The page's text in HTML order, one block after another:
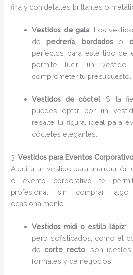
fina y con detalles brillantes o
Vestidos de gala: Los
de pedrería, bordados o
perfectos para este tipo de
permite lucir un
comprometer tu presupuesto.
Vestidos de cóctel: Si la
puedes optar por un
resalte tu figura, ideal para
cócteles elegantes.
3.Vestidos para Eventos
Alquilar un vestido para una reunión
o evento corporativo te
profesional sin comprar
ocasionalmente.
Vestidos midi o estilo lápiz:
pero sofisticados, como el
decorte recto , son
formales y de negocios.